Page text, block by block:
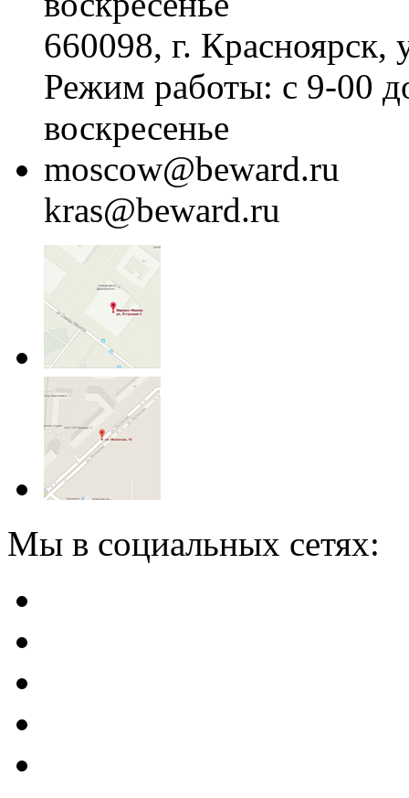
660098, г.
Режим работы: с 9-00
воскресенье
moscow@beward.ru
kras@beward.ru
Мы в социальных сетях: